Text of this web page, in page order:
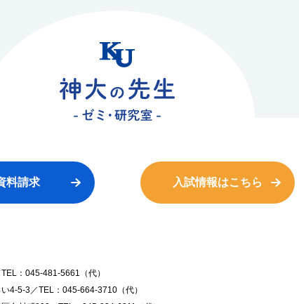
料請求 入試情報はこちら
：045-481-5661（代）
5-3／TEL：045-664-3710（代）